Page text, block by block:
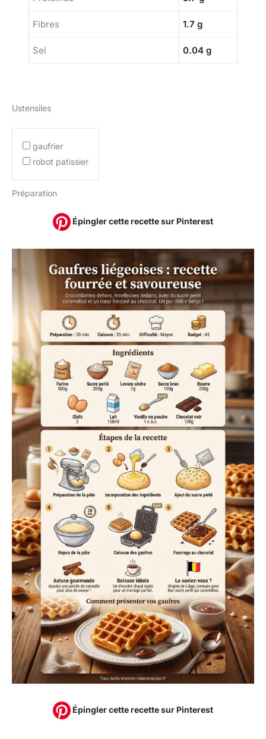
Fibres 1.7 g
Sel 0.04 g
Ustensiles
gaufrier
robot patissier
Préparation
Épingler cette recette sur Pinterest
Épingler cette recette sur Pinterest